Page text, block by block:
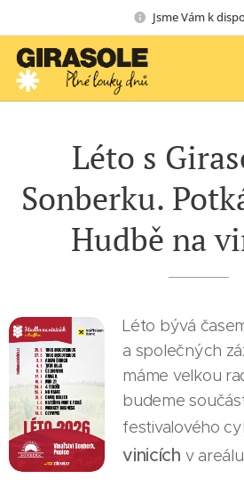
Jsme Vám k
Léto s
Sonberku.
Hudbě na
Léto bývá
a společných
máme velkou
budeme
festivalového
vinicích v